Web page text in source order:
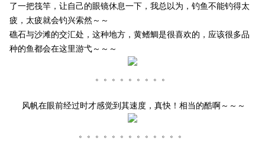
了一把筏竿，让自己的眼镜休息一下，我总以为，钓鱼不能钓得太
疲，太疲就会钓兴索然～～
礁石与沙滩的交汇处，这种地方，黄鳍鯛是很喜欢的，应该很多品
种的鱼都会在这里游弋～～～
。。。。。。。。。
风帆在眼前经过时才感觉到其速度，真快！相当的酷啊～～～
。。。。。。。。。。。。。